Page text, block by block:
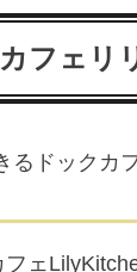
カフェリ
るドックカ
フェ